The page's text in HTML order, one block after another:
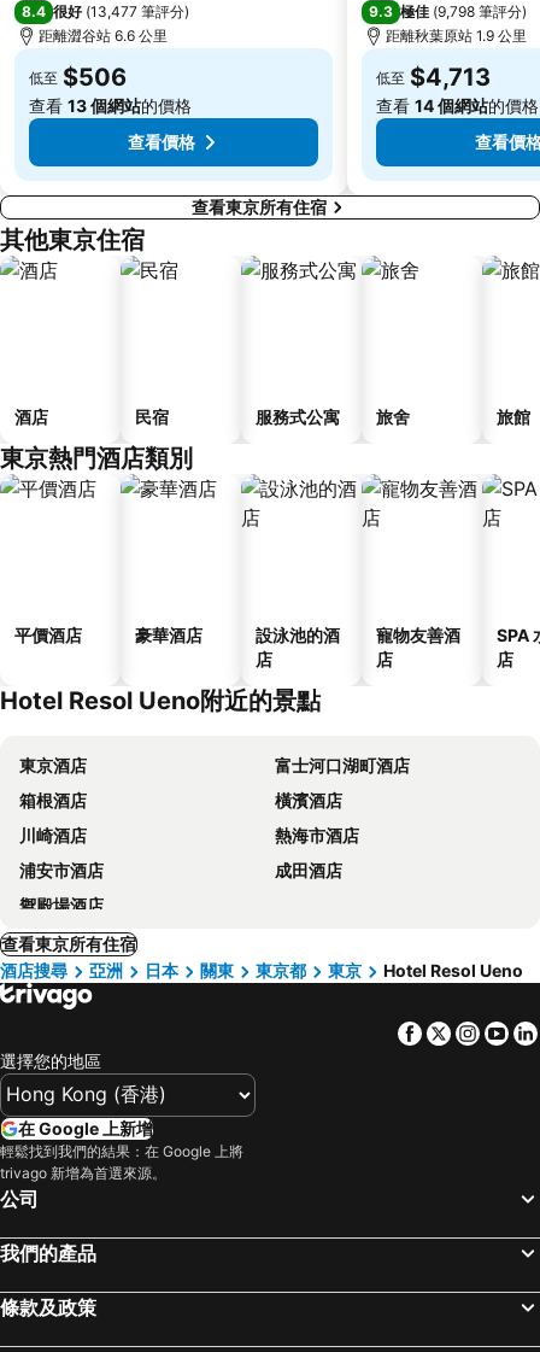
Shinagawa
Hamamatsucho station
Ofuna Station
Nishi-Kasai Metro Station
Fujisawa Station
Shimbashi Metro Station
Chiba Station
Toyosu Station
8.4 很好 (13,477 筆評分)
距離澀谷站 6.6 公里
低至 $506
查看 13 個網站的價格
查看價格
9.3 極佳 (9,798 筆評分)
距離秋葉原站 1.9 公里
低至 $4,713
查看 14 個網站的價格
查看價
查看東京所有住宿
其他東京住宿
酒店 民宿 服務式公寓 旅舍 旅館
東京熱門酒店類別
平價酒店 豪華酒店
設泳池的酒
店
寵物友善酒
店
SPA
店
Hotel Resol Ueno附近的景點
東京酒店
富士河口湖町酒店
箱根酒店
橫濱酒店
川崎酒店
熱海市酒店
浦安市酒店
成田酒店
禦殿場酒店
查看東京所有住宿
酒店搜尋
亞洲 日本 關東 東京都 東京 Hotel Resol Ueno
Facebook
Twitter
選擇您的地區
在 Google 上新增
輕鬆找到我們的結果：在 Google 上將
trivago 新增為首選來源。
公司
我們的產品
條款及政策